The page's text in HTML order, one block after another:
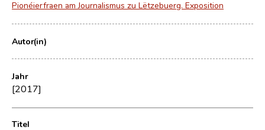
Pionéierfraen am Journalismus zu Lëtzebuerg. Exposition
Autor(in)
Jahr
[2017]
Titel